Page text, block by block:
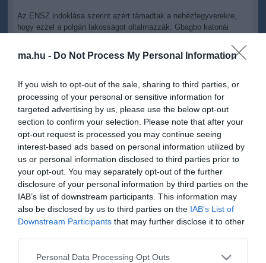
ma.hu - Do Not Process My Personal Information
If you wish to opt-out of the sale, sharing to third parties, or
processing of your personal or sensitive information for
targeted advertising by us, please use the below opt-out
section to confirm your selection. Please note that after your
opt-out request is processed you may continue seeing
interest-based ads based on personal information utilized by
us or personal information disclosed to third parties prior to
your opt-out. You may separately opt-out of the further
disclosure of your personal information by third parties on the
IAB’s list of downstream participants. This information may
also be disclosed by us to third parties on the IAB’s List of
Downstream Participants that may further disclose it to other
Please note that this website/app uses one or more Google
Personal Data Processing Opt Outs
Az ENSZ indoklása szerint azért támadtak a nehézfegyverekre,
hogy ezzel a polgári lakosságot oltalmazzák. Gbagbo katonái
nemzetközileg elismert elefántcsontparti államfő, Alassane
Kapcsolódó írások:
Elefántcsontpart: több mint száz holttestet találtak
Elítélte az EP a tüzérség civilek elleni bevetését
Elefántcsontparton
Elefántcsontpart: a francia erők összecsaptak Gbagbo